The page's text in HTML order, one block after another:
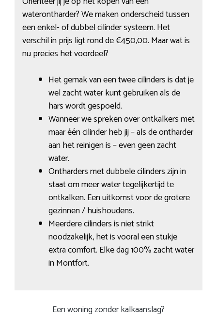
waterontharder? We maken onderscheid tussen
een enkel- of dubbel cilinder systeem. Het
verschil in prijs ligt rond de €450,00. Maar wat is
nu precies het voordeel?
Het gemak van een twee cilinders is dat je
wel zacht water kunt gebruiken als de
hars wordt gespoeld.
Wanneer we spreken over ontkalkers met
maar één cilinder heb jij – als de ontharder
aan het reinigen is – even geen zacht
water.
Ontharders met dubbele cilinders zijn in
staat om meer water tegelijkertijd te
ontkalken. Een uitkomst voor de grotere
gezinnen / huishoudens.
Meerdere cilinders is niet strikt
noodzakelijk, het is vooral een stukje
extra comfort. Elke dag 100% zacht water
in Montfort.
Een woning zonder kalkaanslag?